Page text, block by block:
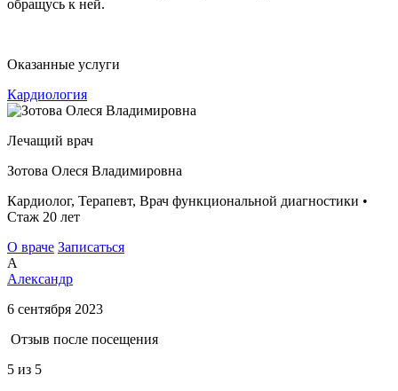
обращусь к ней.
Оказанные услуги
Кардиология
Лечащий врач
Зотова Олеся Владимировна
Кардиолог, Терапевт, Врач функциональной диагностики •
Стаж 20 лет
О враче Записаться
А
Александр
6 сентября 2023
Отзыв после посещения
5 из 5